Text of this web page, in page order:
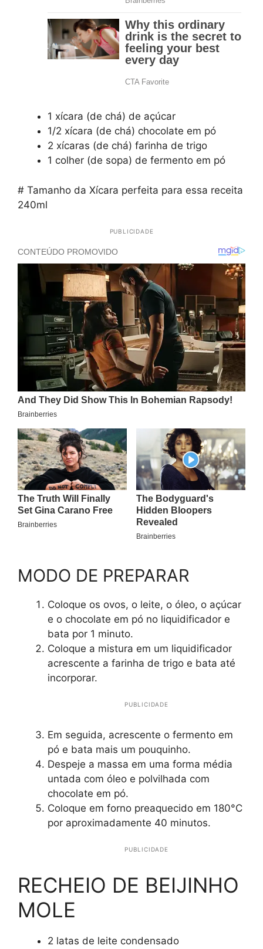
1 xícara (de chá) de açúcar
1/2 xícara (de chá) chocolate em pó
2 xícaras (de chá) farinha de trigo
1 colher (de sopa) de fermento em pó
# Tamanho da Xícara perfeita para essa receita
240ml
PUBLICIDADE
MODO DE PREPARAR
Coloque os ovos, o leite, o óleo, o açúcar
e o chocolate em pó no liquidificador e
bata por 1 minuto.
Coloque a mistura em um liquidificador
acrescente a farinha de trigo e bata até
incorporar.
PUBLICIDADE
Em seguida, acrescente o fermento em
pó e bata mais um pouquinho.
Despeje a massa em uma forma média
untada com óleo e polvilhada com
chocolate em pó.
Coloque em forno preaquecido em 180°C
por aproximadamente 40 minutos.
PUBLICIDADE
RECHEIO DE BEIJINHO
MOLE
2 latas de leite condensado